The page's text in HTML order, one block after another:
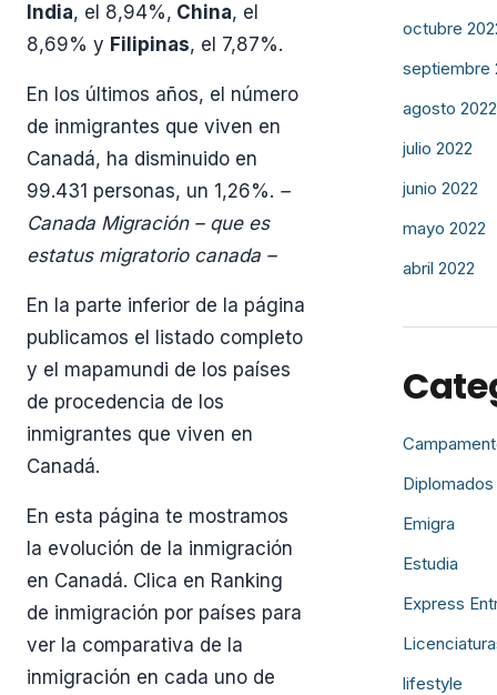
India, el 8,94%, China, el
8,69% y Filipinas, el 7,87%.
En los últimos años, el número
de inmigrantes que viven en
Canadá, ha disminuido en
99.431 personas, un 1,26%. –
Canada Migración – que es
estatus migratorio canada –
En la parte inferior de la página
publicamos el listado completo
y el mapamundi de los países
de procedencia de los
inmigrantes que viven en
Canadá.
En esta página te mostramos
la evolución de la inmigración
en Canadá. Clica en Ranking
de inmigración por países para
ver la comparativa de la
inmigración en cada uno de
octubre
septiembre
agosto 2022
julio 2022
junio 2022
mayo 2022
abril 2022
Diplomados
Emigra
Estudia
Express
lifestyle